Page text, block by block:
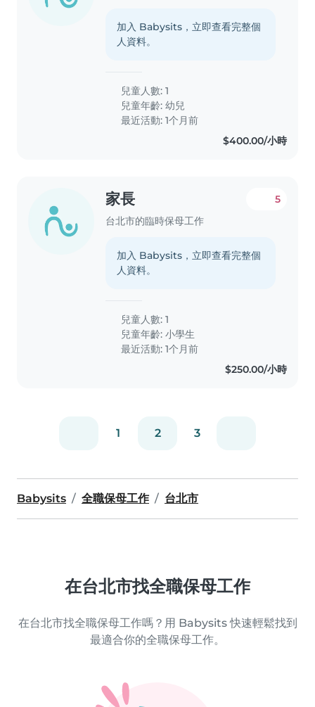
加入 Babysits，立即查看完整個
人資料。
兒童人數: 1
兒童年齡:幼兒
最近活動: 1个月前
$400.00/小時
家長
台北市的臨時保母工作
5
加入 Babysits，立即查看完整個
人資料。
兒童人數: 1
兒童年齡:小學生
最近活動: 1个月前
$250.00/小時
1 2 3
Babysits 全職保母工作 台北市
在台北市找全職保母工作
在台北市找全職保母工作嗎？用 Babysits 快速輕鬆找到
最適合你的全職保母工作。